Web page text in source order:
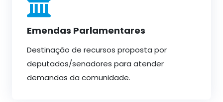
Emendas Parlamentares
Destinação de recursos proposta por
deputados/senadores para atender
demandas da comunidade.